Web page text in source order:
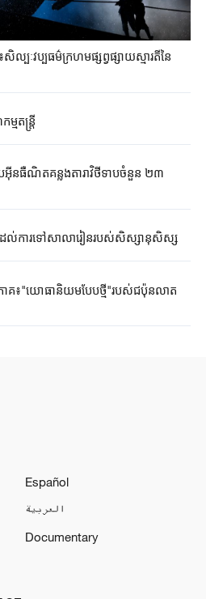
ល្បៈវប្បធម៌ក្រហម​ផ្សព្វផ្សាយស្មារតីនៃ​
ម​តន្ត្រី​
អ៊ីនធឺណិត​គន្លងតារាវិថីទាប​ចំនួន ២៣
ល់ការទៅ​សាលារៀន​របស់​សិស្សានុសិស្ស​​
គ៖"យោធានិយមបែបថ្មី"របស់ជប៉ុនលាត
Español
العربية
Documentary